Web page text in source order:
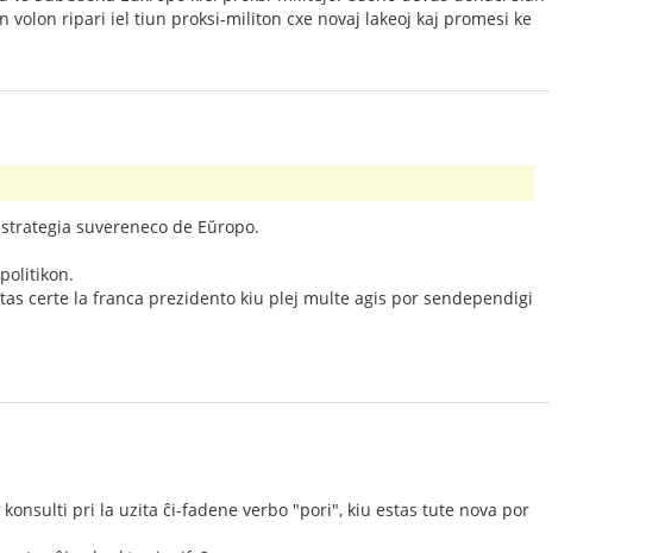
ripari iel tiun proksi-militon cxe novaj lakeoj kaj promesi ke
suvereneco de Eŭropo.
certe la franca prezidento kiu plej multe agis por sendependigi
pri la uzita ĉi-fadene verbo "pori", kiu estas tute nova por